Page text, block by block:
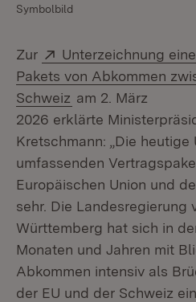
Symbolbild
Zur Extern:
Unterzeichnung
Pakets von Abkommen
Schweiz (Öffnet in neuem
am 2. März
2026 erklärte
Kretschmann: „Die
umfassenden
Europäischen Union und
sehr. Die Landesregierung
Württemberg hat sich in
Monaten und Jahren mit
Abkommen intensiv als
der EU und der Schweiz